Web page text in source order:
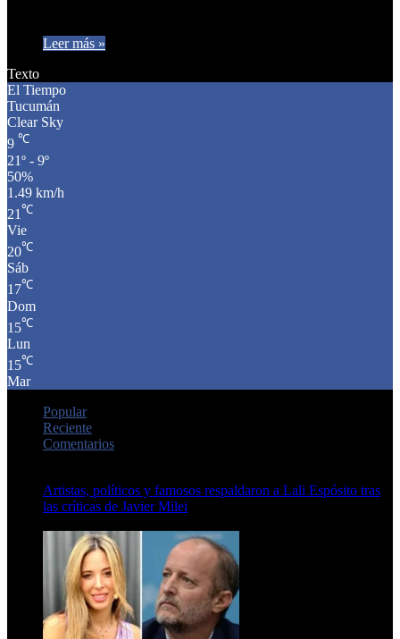
Leer más »
Texto
El Tiempo
Tucumán
Clear Sky
9 ℃
21º - 9º
50%
1.49 km/h
21 ℃
Vie
20℃
Sáb
17℃
Dom
15℃
Lun
15℃
Mar
Popular
Reciente
Comentarios
Artistas, políticos y famosos respaldaron a Lali Espósito tras
las críticas de Javier Milei